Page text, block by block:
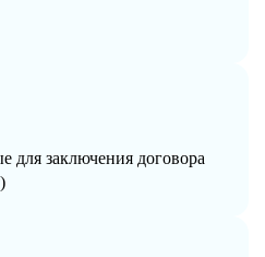
для заключения договора